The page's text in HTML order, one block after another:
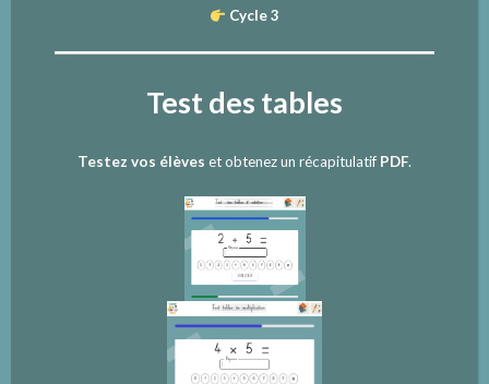
Cycle 3
Test des tables
Testez vos élèves et obtenez un récapitulatif PDF.